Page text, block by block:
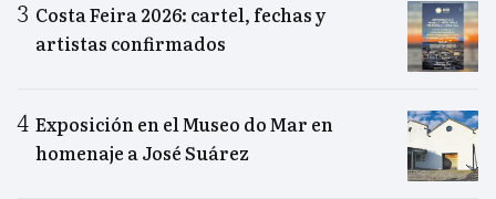
Costa Feira 2026: cartel, fechas y
artistas confirmados
Exposición en el Museo do Mar en
homenaje a José Suárez